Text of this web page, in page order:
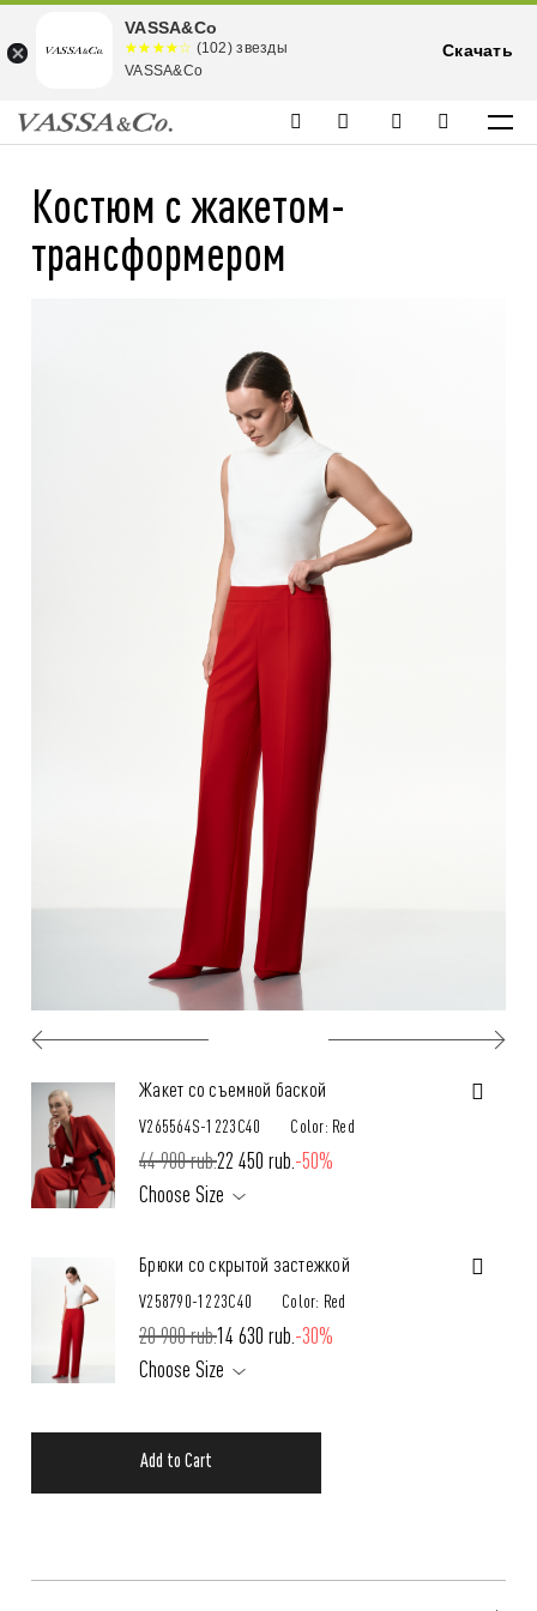
Костюм с жакетом-
трансформером
Жакет со съемной баской
V265564S-1223C40 Color: Red
44 900 rub.22 450 rub. -50%
Choose Size
Брюки со скрытой застежкой
V258790-1223C40 Color: Red
20 900 rub.14 630 rub. -30%
Choose Size
Add to Cart
VASSA&Co
☆☆☆☆☆
★★★★
★
(102) звезды
VASSA&Co
Скачать